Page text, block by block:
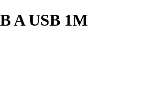
A USB 1M